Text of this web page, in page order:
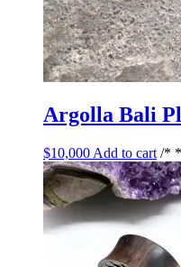
Argolla Bali
$10,000 Add to cart /*